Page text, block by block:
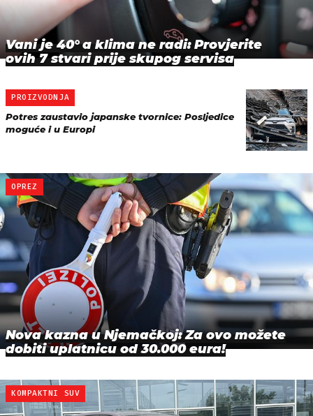
Vani je 40° a klima ne radi: Provjerite
ovih 7 stvari prije skupog servisa
PROIZVODNJA
Potres zaustavio japanske tvornice: Posljedice
moguće i u Europi
OPREZ
Nova kazna u Njemačkoj: Za ovo možete
dobiti uplatnicu od 30.000 eura!
KOMPAKTNI SUV